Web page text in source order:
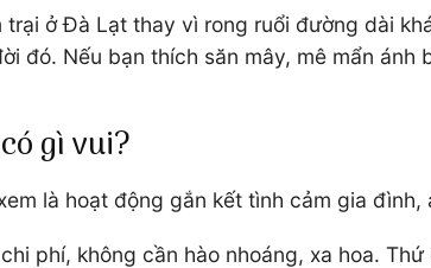
trại ở Đà Lạt thay vì rong ruổi đường dài
đó. Nếu bạn thích săn mây, mê mẩn
gì vui?
là hoạt động gắn kết tình cảm gia
phí, không cần hào nhoáng, xa hoa.